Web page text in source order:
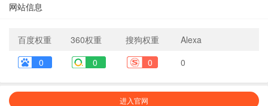
网站信息
百度权重 360权重 搜狗权重
Alexa
0
0 0 0
进入官网